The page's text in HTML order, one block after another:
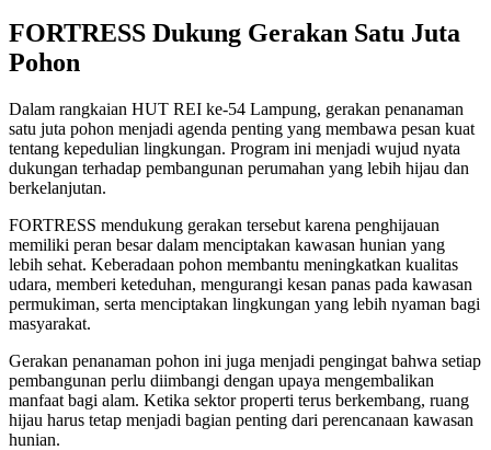
FORTRESS Dukung Gerakan Satu Juta
Pohon
Dalam rangkaian HUT REI ke-54 Lampung, gerakan penanaman
satu juta pohon menjadi agenda penting yang membawa pesan kuat
tentang kepedulian lingkungan. Program ini menjadi wujud nyata
dukungan terhadap pembangunan perumahan yang lebih hijau dan
berkelanjutan.
FORTRESS mendukung gerakan tersebut karena penghijauan
memiliki peran besar dalam menciptakan kawasan hunian yang
lebih sehat. Keberadaan pohon membantu meningkatkan kualitas
udara, memberi keteduhan, mengurangi kesan panas pada kawasan
permukiman, serta menciptakan lingkungan yang lebih nyaman bagi
masyarakat.
Gerakan penanaman pohon ini juga menjadi pengingat bahwa setiap
pembangunan perlu diimbangi dengan upaya mengembalikan
manfaat bagi alam. Ketika sektor properti terus berkembang, ruang
hijau harus tetap menjadi bagian penting dari perencanaan kawasan
hunian.